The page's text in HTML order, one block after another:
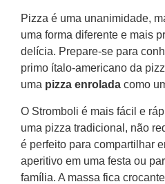
Pizza é uma unanimidade,
uma forma diferente e mais
delícia. Prepare-se para
primo ítalo-americano da
uma pizza enrolada como
O Stromboli é mais fácil e
uma pizza tradicional, não
é perfeito para compartilhar
aperitivo em uma festa ou
família. A massa fica